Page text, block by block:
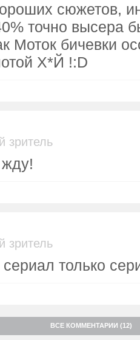
сюжетов,
точно высера
Моток бичевки
Х*Й !:D
зритель
зритель
только
ВСЕ КОММЕНТАРИИ (12)